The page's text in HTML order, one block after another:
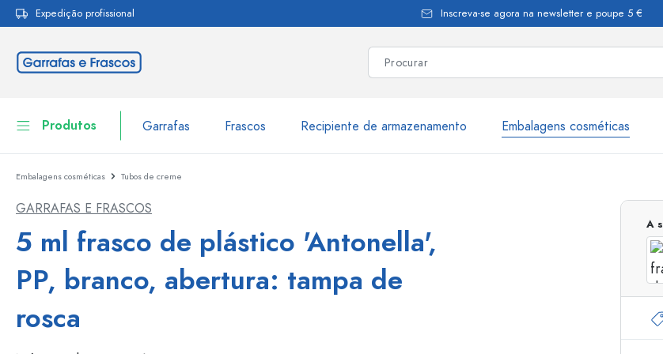
Saltar para a navegação principal
Expedição profissional Inscreva-se agora na newsletter e poupe 5 €
Produtos Garrafas Frascos Recipiente de armazenamento Embalagens cosméticas
Garrafas
Louça de mesa
Garrafas WECK
Garrafas Estal
Frascos
Embalagens cosméticas Tubos de creme
GARRAFAS E FRASCOS
5 ml frasco de plástico 'Antonella',
PP, branco, abertura: tampa de
rosca
A